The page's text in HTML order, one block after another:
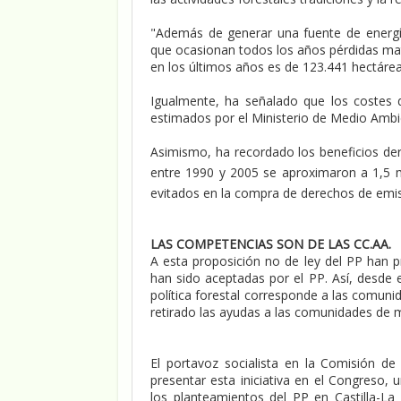
"Además de generar una fuente de
que ocasionan todos los años pérdidas
en los últimos años es de 123.441
Igualmente, ha señalado que los
estimados por el Ministerio de Medio
Asimismo, ha recordado los beneficios
entre 1990 y 2005 se aproximaron a 1,5
evitados en la compra de derechos de
LAS COMPETENCIAS SON DE LAS CC.AA.
A esta proposición no de ley del PP han
han sido aceptadas por el PP. Así,
política forestal corresponde a las
retirado las ayudas a las comunidades de
El portavoz socialista en la Comisión
presentar esta iniciativa en el Congreso,
los planteamientos del PP en Castilla-